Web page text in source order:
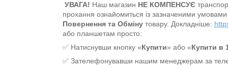
УВАГА! Наш магазин НЕ КОМПЕНСУЄ
прохання ознайомиться із зазначеними
Повернення та Обміну товару. Докладніше:
або планшетам просто:
✅ Натиснувши кнопку «Купити» або «Купити в
✅ Зателефонувавши нашим менеджерам за